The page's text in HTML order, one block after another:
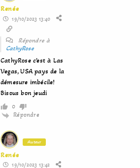
Renée
19/10/2023 13:40
Répondre à
CathyRose
CathyRose c’est à Las
Vegas, USA pays de la
démesure imbécile!
Bisous bon jeudi
0
Répondre
Auteur
Renée
19/10/2023 13:42